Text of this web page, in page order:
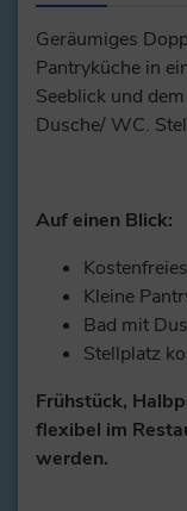
Geräumiges
Pantryküche in
Seeblick und
Dusche/ WC.
Auf einen Blick:
Kleine
Bad mit
Stellplatz
Frühstück,
flexibel im
werden.